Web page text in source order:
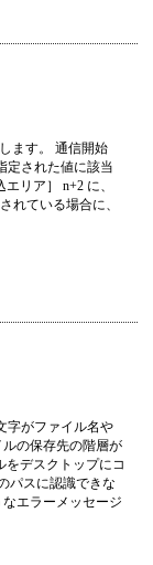
ます。 通信開始
定された値に該当
リア］ n+2 に、
れている場合に、
字がファイル名や
の保存先の階層が
をデスクトップにコ
エラーメッセージ